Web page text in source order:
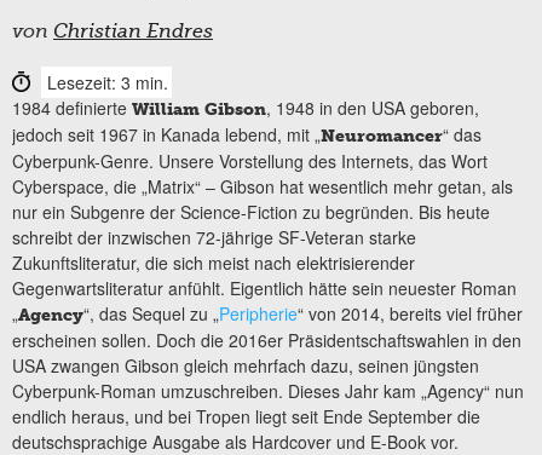
von Christian Endres
Lesezeit: 3 min.
1984 definierte William Gibson, 1948 in den USA geboren,
jedoch seit 1967 in Kanada lebend, mit „Neuromancer“ das
Cyberpunk-Genre. Unsere Vorstellung des Internets, das Wort
Cyberspace, die „Matrix“ – Gibson hat wesentlich mehr getan, als
nur ein Subgenre der Science-Fiction zu begründen. Bis heute
schreibt der inzwischen 72-jährige SF-Veteran starke
Zukunftsliteratur, die sich meist nach elektrisierender
Gegenwartsliteratur anfühlt. Eigentlich hätte sein neuester Roman
„Agency“, das Sequel zu „Peripherie“ von 2014, bereits viel früher
erscheinen sollen. Doch die 2016er Präsidentschaftswahlen in den
USA zwangen Gibson gleich mehrfach dazu, seinen jüngsten
Cyberpunk-Roman umzuschreiben. Dieses Jahr kam „Agency“ nun
endlich heraus, und bei Tropen liegt seit Ende September die
deutschsprachige Ausgabe als Hardcover und E-Book vor.